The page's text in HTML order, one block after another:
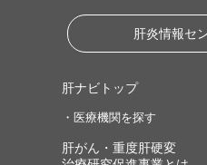
肝炎情報セ
肝ナビトップ
・医療機関を探す
肝がん・重度肝硬変